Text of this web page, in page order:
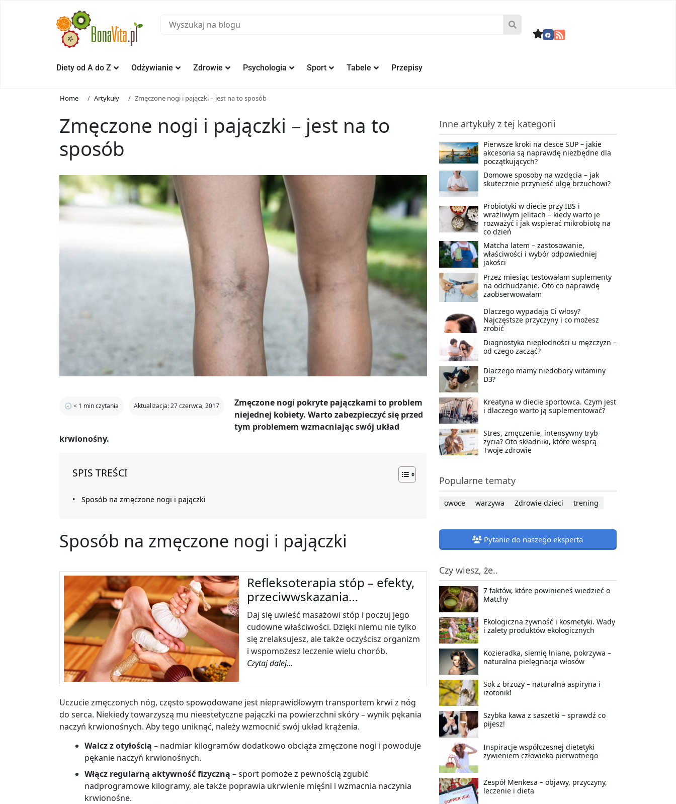
Diety od A do Z Odżywianie Zdrowie Psychologia Sport Tabele Przepisy
Home Artykuły Zmęczone nogi i pajączki – jest na to sposób
Zmęczone nogi i pajączki – jest na to
sposób
🕣 < 1 min czytania Aktualizacja: 27 czerwca, 2017
Zmęczone nogi pokryte pajączkami to problem
niejednej kobiety. Warto zabezpieczyć się przed
tym problemem wzmacniając swój układ
krwionośny.
SPIS TREŚCI
Sposób na zmęczone nogi i pajączki
Sposób na zmęczone nogi i pajączki
Refleksoterapia stóp – efekty,
przeciwwskazania…
Daj się uwieść masażowi stóp i poczuj jego
cudowne właściwości. Dzięki niemu nie tylko
się zrelaksujesz, ale także oczyścisz organizm
i wspomożesz leczenie wielu chorób.
Czytaj dalej...
Uczucie zmęczonych nóg, często spowodowane jest nieprawidłowym transportem krwi z nóg
do serca. Niekiedy towarzyszą mu nieestetyczne pajączki na powierzchni skóry – wynik pękania
naczyń krwionośnych. Aby tego uniknąć, należy wzmocnić swój układ krążenia.
Walcz z otyłością – nadmiar kilogramów dodatkowo obciąża zmęczone nogi i powoduje
pękanie naczyń krwionośnych.
Włącz regularną aktywność fizyczną – sport pomoże z pewnością zgubić
nadprogramowe kilogramy, ale także poprawia ukrwienie mięśni i wzmacnia naczynia
krwionośne.
Inne artykuły z tej kategorii
Pierwsze kroki na desce SUP – jakie
akcesoria są naprawdę niezbędne dla
początkujących?
Domowe sposoby na wzdęcia – jak
skutecznie przynieść ulgę brzuchowi?
Probiotyki w diecie przy IBS i
wrażliwym jelitach – kiedy warto je
rozważyć i jak wspierać mikrobiotę na
co dzień
Matcha latem – zastosowanie,
właściwości i wybór odpowiedniej
jakości
Przez miesiąc testowałam suplementy
na odchudzanie. Oto co naprawdę
zaobserwowałam
Dlaczego wypadają Ci włosy?
Najczęstsze przyczyny i co możesz
zrobić
Diagnostyka niepłodności u mężczyzn –
od czego zacząć?
Dlaczego mamy niedobory witaminy
D3?
Kreatyna w diecie sportowca. Czym jest
i dlaczego warto ją suplementować?
Stres, zmęczenie, intensywny tryb
życia? Oto składniki, które wesprą
Twoje zdrowie
Popularne tematy
owoce warzywa Zdrowie dzieci trening
Pytanie do naszego eksperta
Czy wiesz, że..
7 faktów, które powinieneś wiedzieć o
Matchy
Ekologiczna żywność i kosmetyki. Wady
i zalety produktów ekologicznych
Kozieradka, siemię lniane, pokrzywa –
naturalna pielęgnacja włosów
Sok z brzozy – naturalna aspiryna i
izotonik!
Szybka kawa z saszetki – sprawdź co
pijesz!
Inspiracje współczesnej dietetyki
żywieniem człowieka pierwotnego
Zespół Menkesa – objawy, przyczyny,
leczenie i dieta